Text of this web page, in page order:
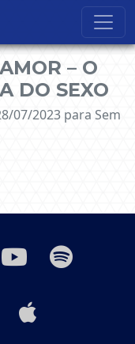
– O
DO SEXO
07/2023 para Sem